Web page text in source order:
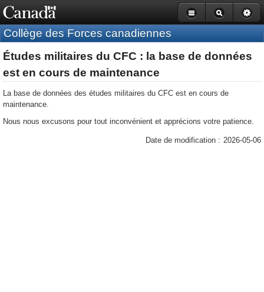
au
contenu
HTML
simplifiée
Barre
de
navigation
du
du
Canada
Collège des Forces canadiennes
Études militaires du CFC : la base de données
est en cours de maintenance
La base de données des études militaires du CFC est en cours de
maintenance.
Nous nous excusons pour tout inconvénient et apprécions votre patience.
Date de modification : 2026-05-06